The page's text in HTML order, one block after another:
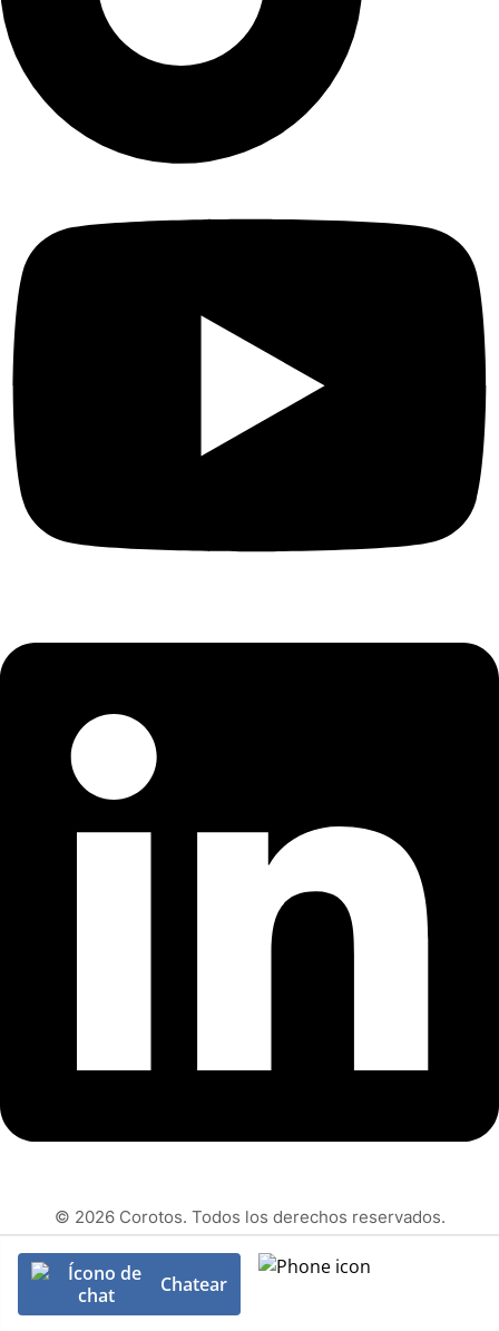
© 2026 Corotos. Todos los derechos reservados.
Chatear